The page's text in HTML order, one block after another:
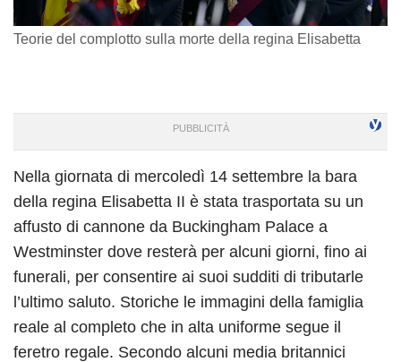
Teorie del complotto sulla morte della regina Elisabetta
Nella giornata di mercoledì 14 settembre la bara
della regina Elisabetta II è stata trasportata su un
affusto di cannone da Buckingham Palace a
Westminster dove resterà per alcuni giorni, fino ai
funerali, per consentire ai suoi sudditi di tributarle
l’ultimo saluto. Storiche le immagini della famiglia
reale al completo che in alta uniforme segue il
feretro regale. Secondo alcuni media britannici